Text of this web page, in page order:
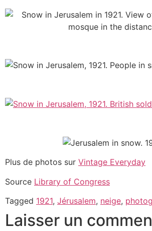
Plus de photos sur Vintage Everyday
Source Library of Congress
Tagged 1921, Jérusalem, neige,
Laisser un